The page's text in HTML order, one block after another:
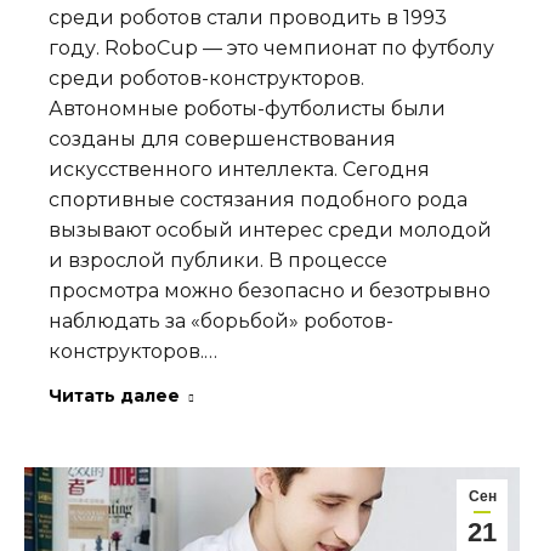
среди роботов стали проводить в 1993
году. RoboCup — это чемпионат по футболу
среди роботов-конструкторов.
Автономные роботы-футболисты были
созданы для совершенствования
искусственного интеллекта. Сегодня
спортивные состязания подобного рода
вызывают особый интерес среди молодой
и взрослой публики. В процессе
просмотра можно безопасно и безотрывно
наблюдать за «борьбой» роботов-
конструкторов.…
Читать далее
Сен
21